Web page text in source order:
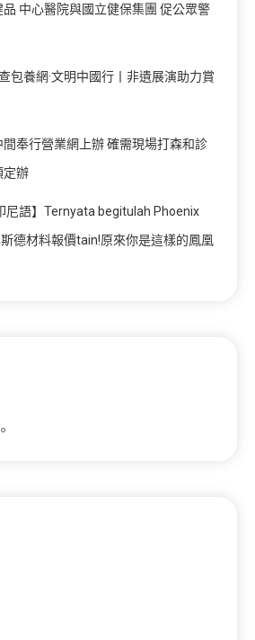
中心醫院與國立健保集團 促公眾警
包養網·文明中國行丨非遺展演助力賞
奉行營業網上辦 確需現場打森和診
定辦
尼語】Ternyata begitulah Phoenix
德材料報價tain!原來你是這樣的鳳凰